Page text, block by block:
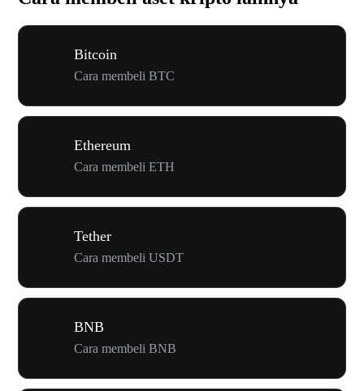
Bitcoin
Cara membeli BTC
Ethereum
Cara membeli ETH
Tether
Cara membeli USDT
BNB
Cara membeli BNB